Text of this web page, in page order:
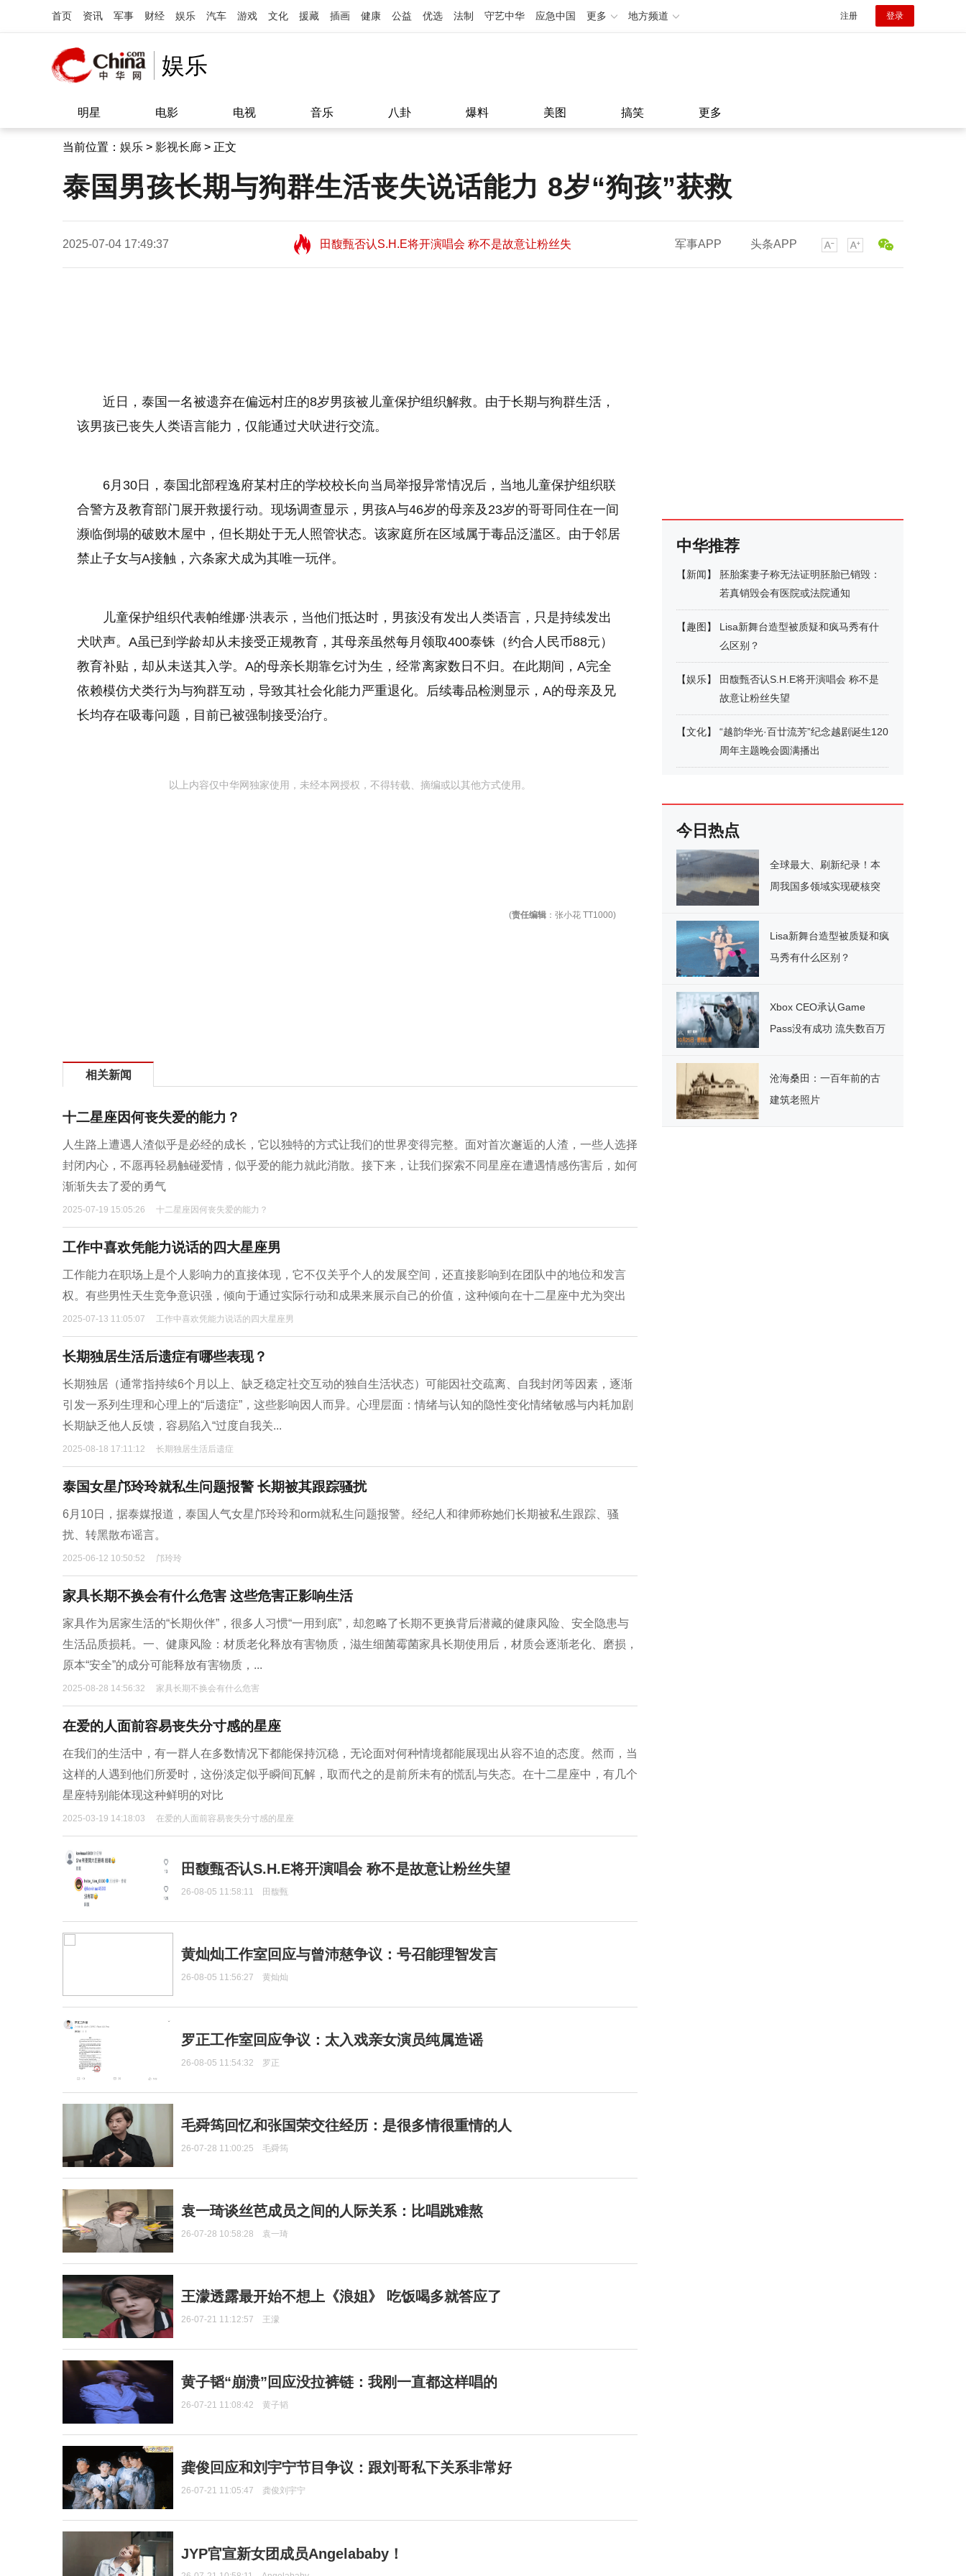
首页 资讯 军事 财经 娱乐 汽车 游戏 文化 援藏 插画 健康 公益 优选 法制 守艺中华 应急中国 更多 地方频道 注册 登录
娱乐
明星 电影 电视 音乐 八卦 爆料 美图 搞笑 更多
当前位置： 娱乐 > 影视长廊 > 正文
泰国男孩长期与狗群生活丧失说话能力 8岁“狗孩”获救
2025-07-04 17:49:37
田馥甄否认S.H.E将开演唱会 称不是故意让粉丝失
望11:08
田馥甄否认S.H.E将开演唱会 称不是故意让粉丝失
军事APP 头条APP
近日，泰国一名被遗弃在偏远村庄的8岁男孩被儿童保护组织解救。由于长期与狗群生活，
该男孩已丧失人类语言能力，仅能通过犬吠进行交流。
6月30日，泰国北部程逸府某村庄的学校校长向当局举报异常情况后，当地儿童保护组织联
合警方及教育部门展开救援行动。现场调查显示，男孩A与46岁的母亲及23岁的哥哥同住在一间
濒临倒塌的破败木屋中，但长期处于无人照管状态。该家庭所在区域属于毒品泛滥区。由于邻居
禁止子女与A接触，六条家犬成为其唯一玩伴。
儿童保护组织代表帕维娜·洪表示，当他们抵达时，男孩没有发出人类语言，只是持续发出
犬吠声。A虽已到学龄却从未接受正规教育，其母亲虽然每月领取400泰铢（约合人民币88元）
教育补贴，却从未送其入学。A的母亲长期靠乞讨为生，经常离家数日不归。在此期间，A完全
依赖模仿犬类行为与狗群互动，导致其社会化能力严重退化。后续毒品检测显示，A的母亲及兄
长均存在吸毒问题，目前已被强制接受治疗。
以上内容仅中华网独家使用，未经本网授权，不得转载、摘编或以其他方式使用。
(责任编辑 ：张小花 TT1000)
相关新闻
十二星座因何丧失爱的能力？
人生路上遭遇人渣似乎是必经的成长，它以独特的方式让我们的世界变得完整。面对首次邂逅的人渣，一些人选择
封闭内心，不愿再轻易触碰爱情，似乎爱的能力就此消散。接下来，让我们探索不同星座在遭遇情感伤害后，如何
渐渐失去了爱的勇气
2025-07-19 15:05:26 十二星座因何丧失爱的能力？
工作中喜欢凭能力说话的四大星座男
工作能力在职场上是个人影响力的直接体现，它不仅关乎个人的发展空间，还直接影响到在团队中的地位和发言
权。有些男性天生竞争意识强，倾向于通过实际行动和成果来展示自己的价值，这种倾向在十二星座中尤为突出
2025-07-13 11:05:07 工作中喜欢凭能力说话的四大星座男
长期独居生活后遗症有哪些表现？
长期独居（通常指持续6个月以上、缺乏稳定社交互动的独自生活状态）可能因社交疏离、自我封闭等因素，逐渐
引发一系列生理和心理上的“后遗症”，这些影响因人而异。心理层面：情绪与认知的隐性变化情绪敏感与内耗加剧
长期缺乏他人反馈，容易陷入“过度自我关...
2025-08-18 17:11:12 长期独居生活后遗症
泰国女星邝玲玲就私生问题报警 长期被其跟踪骚扰
6月10日，据泰媒报道，泰国人气女星邝玲玲和orm就私生问题报警。经纪人和律师称她们长期被私生跟踪、骚
扰、转黑散布谣言。
2025-06-12 10:50:52 邝玲玲
家具长期不换会有什么危害 这些危害正影响生活
家具作为居家生活的“长期伙伴”，很多人习惯“一用到底”，却忽略了长期不更换背后潜藏的健康风险、安全隐患与
生活品质损耗。一、健康风险：材质老化释放有害物质，滋生细菌霉菌家具长期使用后，材质会逐渐老化、磨损，
原本“安全”的成分可能释放有害物质，...
2025-08-28 14:56:32 家具长期不换会有什么危害
在爱的人面前容易丧失分寸感的星座
在我们的生活中，有一群人在多数情况下都能保持沉稳，无论面对何种情境都能展现出从容不迫的态度。然而，当
这样的人遇到他们所爱时，这份淡定似乎瞬间瓦解，取而代之的是前所未有的慌乱与失态。在十二星座中，有几个
星座特别能体现这种鲜明的对比
2025-03-19 14:18:03 在爱的人面前容易丧失分寸感的星座
田馥甄否认S.H.E将开演唱会 称不是故意让粉丝失望
26-08-05 11:58:11 田馥甄
黄灿灿工作室回应与曾沛慈争议：号召能理智发言
26-08-05 11:56:27 黄灿灿
罗正工作室回应争议：太入戏亲女演员纯属造谣
26-08-05 11:54:32 罗正
毛舜筠回忆和张国荣交往经历：是很多情很重情的人
26-07-28 11:00:25 毛舜筠
袁一琦谈丝芭成员之间的人际关系：比唱跳难熬
26-07-28 10:58:28 袁一琦
王濛透露最开始不想上《浪姐》 吃饭喝多就答应了
26-07-21 11:12:57 王濛
黄子韬“崩溃”回应没拉裤链：我刚一直都这样唱的
26-07-21 11:08:42 黄子韬
龚俊回应和刘宇宁节目争议：跟刘哥私下关系非常好
26-07-21 11:05:47 龚俊刘宇宁
JYP官宣新女团成员Angelababy！
中华推荐
【新闻】
胚胎案妻子称无法证明胚胎已销毁：
若真销毁会有医院或法院通知
【趣图 】
Lisa新舞台造型被质疑和疯马秀有什
么区别？
【娱乐】
田馥甄否认S.H.E将开演唱会 称不是
故意让粉丝失望
【文化】
“越韵华光·百廿流芳”纪念越剧诞生120
周年主题晚会圆满播出
今日热点
全球最大、刷新纪录！本
周我国多领域实现硬核突
Lisa新舞台造型被质疑和疯
马秀有什么区别？
Xbox CEO承认Game
Pass没有成功 流失数百万
沧海桑田：一百年前的古
建筑老照片